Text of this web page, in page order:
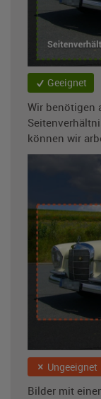
Geeignet
Wir benötigen
können wir
Ungeeignet
Bilder mit